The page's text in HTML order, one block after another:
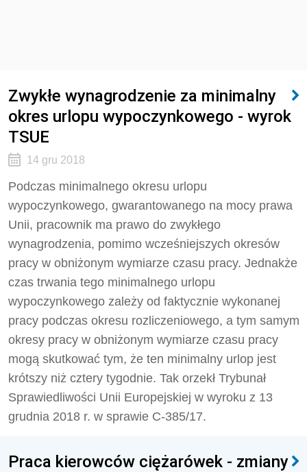
Zwykłe wynagrodzenie za minimalny
okres urlopu wypoczynkowego - wyrok
TSUE
14 gru 2018
Podczas minimalnego okresu urlopu
wypoczynkowego, gwarantowanego na mocy prawa
Unii, pracownik ma prawo do zwykłego
wynagrodzenia, pomimo wcześniejszych okresów
pracy w obniżonym wymiarze czasu pracy. Jednakże
czas trwania tego minimalnego urlopu
wypoczynkowego zależy od faktycznie wykonanej
pracy podczas okresu rozliczeniowego, a tym samym
okresy pracy w obniżonym wymiarze czasu pracy
mogą skutkować tym, że ten minimalny urlop jest
krótszy niż cztery tygodnie. Tak orzekł Trybunał
Sprawiedliwości Unii Europejskiej w wyroku z 13
grudnia 2018 r. w sprawie C-385/17.
Praca kierowców ciężarówek - zmiany